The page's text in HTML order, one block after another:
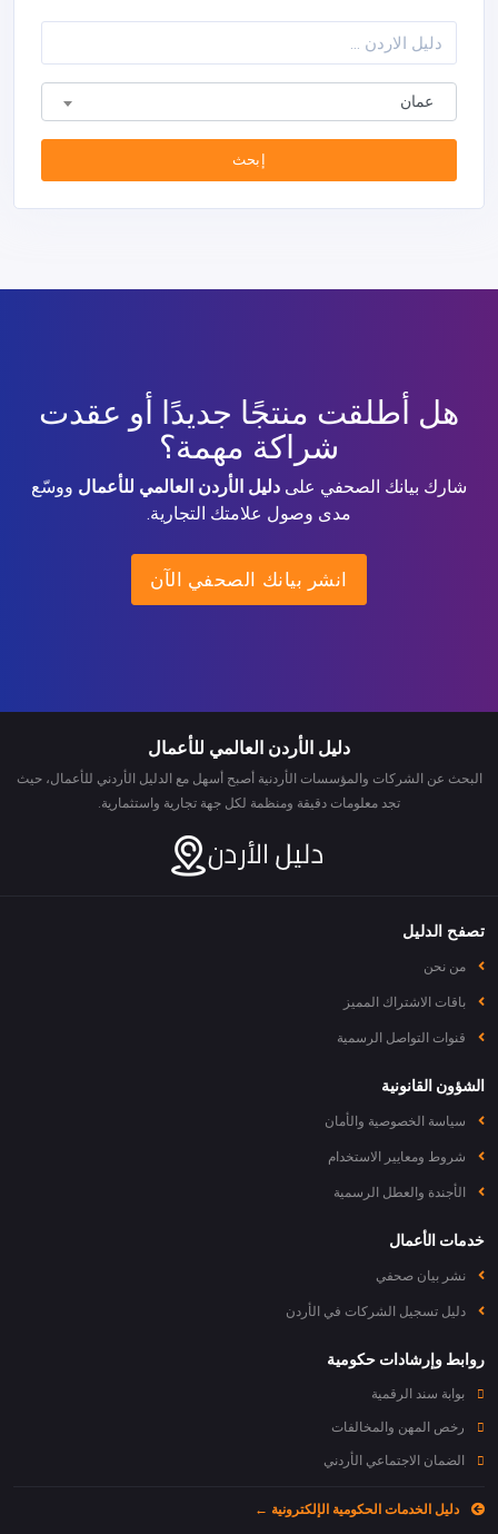
عمان
إبحث
هل أطلقت منتجًا جديدًا أو عقدت
شراكة مهمة؟
شارك بيانك الصحفي على دليل الأردن العالمي للأعمال ووسّع
مدى وصول علامتك التجارية.
انشر بيانك الصحفي الآن
دليل الأردن العالمي للأعمال
البحث عن الشركات والمؤسسات الأردنية أصبح أسهل مع الدليل الأردني للأعمال، حيث
تجد معلومات دقيقة ومنظمة لكل جهة تجارية واستثمارية.
تصفح الدليل
من نحن
باقات الاشتراك المميز
قنوات التواصل الرسمية
الشؤون القانونية
سياسة الخصوصية والأمان
شروط ومعايير الاستخدام
الأجندة والعطل الرسمية
خدمات الأعمال
نشر بيان صحفي
دليل تسجيل الشركات في الأردن
روابط وإرشادات حكومية
بوابة سند الرقمية
رخص المهن والمخالفات
الضمان الاجتماعي الأردني
دليل الخدمات الحكومية الإلكترونية ←